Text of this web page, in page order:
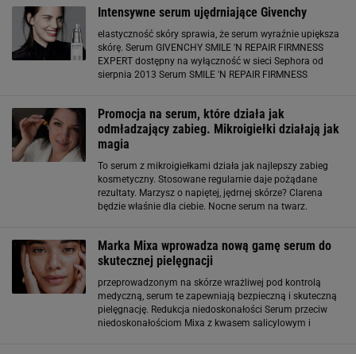
Intensywne serum ujędrniające Givenchy
elastyczność skóry sprawia, że serum wyraźnie upiększa
skórę. Serum GIVENCHY SMILE 'N REPAIR FIRMNESS
EXPERT dostępny na wyłączność w sieci Sephora od
sierpnia 2013 Serum SMILE 'N REPAIR FIRMNESS
Promocja na serum, które działa jak
odmładzający zabieg. Mikroigiełki działają jak
magia
To serum z mikroigiełkami działa jak najlepszy zabieg
kosmetyczny. Stosowane regularnie daje pożądane
rezultaty. Marzysz o napiętej, jędrnej skórze? Clarena
będzie właśnie dla ciebie. Nocne serum na twarz.
Marka Mixa wprowadza nową gamę serum do
skutecznej pielęgnacji
przeprowadzonym na skórze wrażliwej pod kontrolą
medyczną, serum te zapewniają bezpieczną i skuteczną
pielęgnację. Redukcja niedoskonałości Serum przeciw
niedoskonałościom Mixa z kwasem salicylowym i